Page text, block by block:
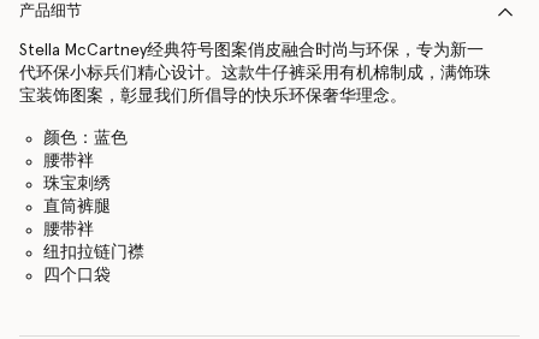
产品细节
Stella McCartney经典符号图案俏皮融合时尚与环保，专为新一
代环保小标兵们精心设计。这款牛仔裤采用有机棉制成，满饰珠
宝装饰图案，彰显我们所倡导的快乐环保奢华理念。
颜色：蓝色
腰带袢
珠宝刺绣
直筒裤腿
腰带袢
纽扣拉链门襟
四个口袋